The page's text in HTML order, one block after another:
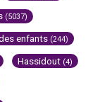
(5037)
enfants (244)
Hassidout (4)